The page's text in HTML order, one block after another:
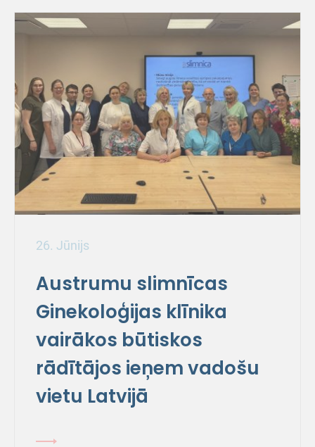
26. Jūnijs
Austrumu slimnīcas
Ginekoloģijas klīnika
vairākos būtiskos
rādītājos ieņem vadošu
vietu Latvijā